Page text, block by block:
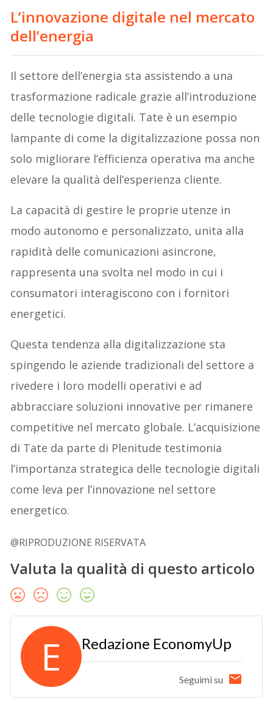
L’innovazione digitale nel mercato
dell’energia
Il settore dell’energia sta assistendo a una
trasformazione radicale grazie all’introduzione
delle tecnologie digitali. Tate è un esempio
lampante di come la digitalizzazione possa non
solo migliorare l’efficienza operativa ma anche
elevare la qualità dell’esperienza cliente.
La capacità di gestire le proprie utenze in
modo autonomo e personalizzato, unita alla
rapidità delle comunicazioni asincrone,
rappresenta una svolta nel modo in cui i
consumatori interagiscono con i fornitori
energetici.
Questa tendenza alla digitalizzazione sta
spingendo le aziende tradizionali del settore a
rivedere i loro modelli operativi e ad
abbracciare soluzioni innovative per rimanere
competitive nel mercato globale. L’acquisizione
di Tate da parte di Plenitude testimonia
l’importanza strategica delle tecnologie digitali
come leva per l’innovazione nel settore
energetico.
@RIPRODUZIONE RISERVATA
Valuta la qualità di questo articolo
E Redazione EconomyUp
Seguimi su